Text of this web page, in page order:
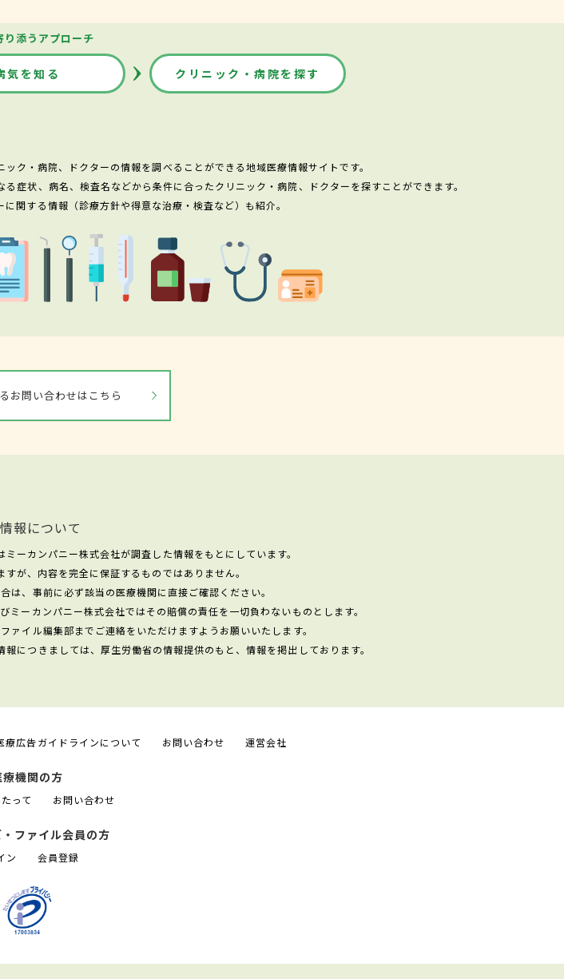
り添うアプローチ
気を知る クリニック・病院を探す
ク・病院、ドクターの情報を調べることができる地域医療情報サイトです。
症状、病名、検査名などから条件に合ったクリニック・病院、ドクターを探すことができます。
関する情報（診療方針や得意な治療・検査など）も紹介。
お問い合わせはこちら
報について
ーカンパニー株式会社が調査した情報をもとにしています。
が、内容を完全に保証するものではありません。
は、事前に必ず該当の医療機関に直接ご確認ください。
ーカンパニー株式会社ではその賠償の責任を一切負わないものとします。
イル編集部までご連絡をいただけますようお願いいたします。
につきましては、厚生労働省の情報提供のもと、情報を掲出しております。
療広告ガイドラインについて お問い合わせ 運営会社
療機関の方
って お問い合わせ
・ファイル会員の方
ン 会員登録